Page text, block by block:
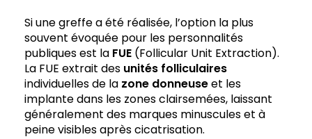
Si une greffe a été réalisée, l’option la plus
souvent évoquée pour les personnalités
publiques est la FUE (Follicular Unit Extraction).
La FUE extrait des unités folliculaires
individuelles de la zone donneuseet les
implante dans les zones clairsemées, laissant
généralement des marques minuscules et à
peine visibles après cicatrisation.